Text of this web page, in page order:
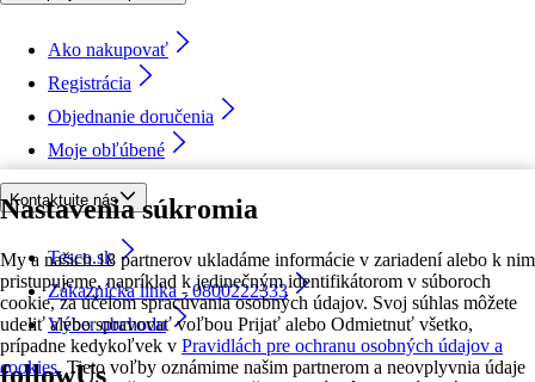
Nastavenia súkromia
My a našich 18 partnerov ukladáme informácie v zariadení alebo k nim
pristupujeme, napríklad k jedinečným identifikátorom v súboroch
cookie, za účelom spracúvania osobných údajov. Svoj súhlas môžete
udeliť alebo spravovať voľbou Prijať alebo Odmietnuť všetko,
prípadne kedykoľvek v Pravidlách pre ochranu osobných údajov a
cookies. Tieto voľby oznámime našim partnerom a neovplyvnia údaje
Ako nakupovať
Registrácia
Objednanie doručenia
Moje obľúbené
Kontaktujte nás
Tesco.sk
Zákaznícka linka - 0800222333
Výber obchodu
followUs